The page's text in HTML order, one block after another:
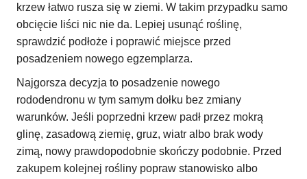
krzew łatwo rusza się w ziemi. W takim przypadku samo
obcięcie liści nic nie da. Lepiej usunąć roślinę,
sprawdzić podłoże i poprawić miejsce przed
posadzeniem nowego egzemplarza.
Najgorsza decyzja to posadzenie nowego
rododendronu w tym samym dołku bez zmiany
warunków. Jeśli poprzedni krzew padł przez mokrą
glinę, zasadową ziemię, gruz, wiatr albo brak wody
zimą, nowy prawdopodobnie skończy podobnie. Przed
zakupem kolejnej rośliny popraw stanowisko albo